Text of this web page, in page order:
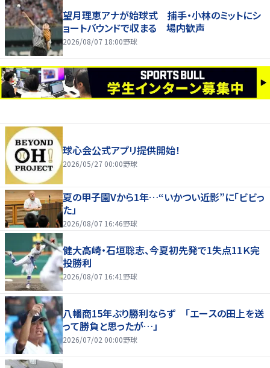
望月理恵アナが始球式 捕手・小林のミットにシ
ョートバウンドで収まる 場内歓声
2026/08/07 18:00野球
球心会公式アプリ提供開始！
2026/05/27 00:00野球
夏の甲子園Vから1年…“いかつい近影”に「ビビっ
た」
2026/08/07 16:46野球
健大高崎・石垣聡志、今夏初先発で1失点11Ｋ完
投勝利
2026/08/07 16:41 野球
八幡商15年ぶり勝利ならず 「エースの田上を送
って勝負と思ったが…」
2026/07/02 00:00野球